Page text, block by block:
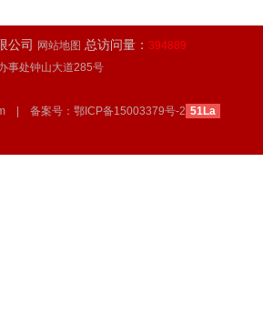
公司 网站地图 总访问量： 394889
事处钟山大道285号
| 备案号： 鄂ICP备15003379号-2 51La